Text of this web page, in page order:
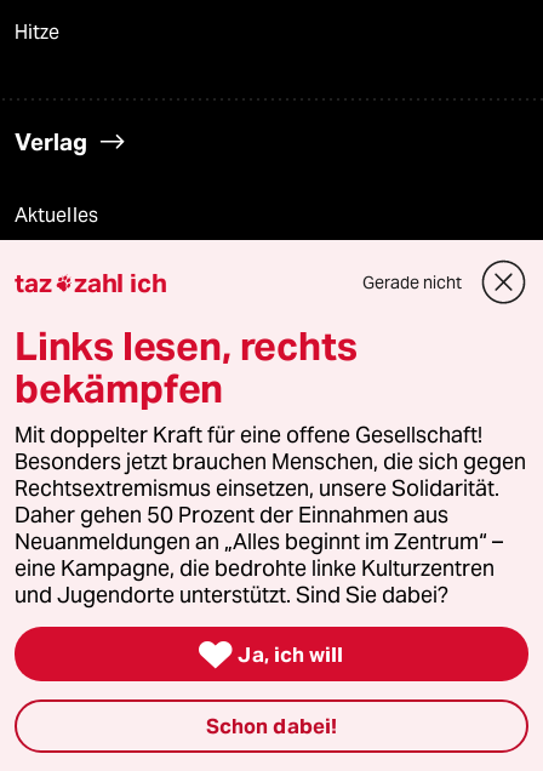
Hitze
Verlag
Aktuelles
Hausblog
Die Seitenwende
Stellen
Presse
Unterstützen
abo
genossenschaft
taz zahl ich
taz zahl ich Gerade nicht
Links lesen, rechts
bekämpfen
Mit doppelter Kraft für eine offene Gesellschaft!
Besonders jetzt brauchen Menschen, die sich gegen
Rechtsextremismus einsetzen, unsere Solidarität.
Daher gehen 50 Prozent der Einnahmen aus
Neuanmeldungen an „Alles beginnt im Zentrum“ –
eine Kampagne, die bedrohte linke Kulturzentren
und Jugendorte unterstützt. Sind Sie dabei?
 Ja, ich will
Schon dabei!